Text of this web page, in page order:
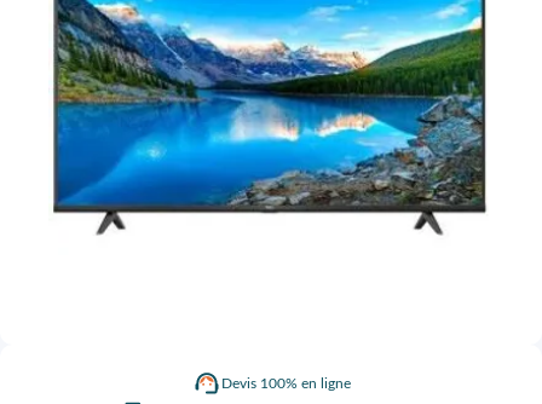
Devis 100% en ligne